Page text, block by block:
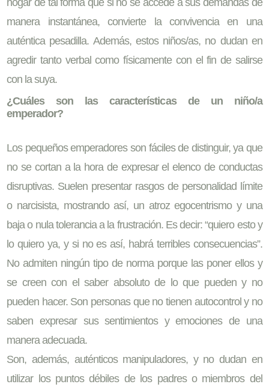
hogar de tal forma que si no se accede a sus demandas de
manera instantánea, convierte la convivencia en una
auténtica pesadilla. Además, estos niños/as, no dudan en
agredir tanto verbal como físicamente con el fin de salirse
con la suya.
¿Cuáles son las características de un niño/a
emperador?
Los pequeños emperadores son fáciles de distinguir, ya que
no se cortan a la hora de expresar el elenco de conductas
disruptivas. Suelen presentar rasgos de personalidad límite
o narcisista, mostrando así, un atroz egocentrismo y una
baja o nula tolerancia a la frustración. Es decir: “quiero esto y
lo quiero ya, y si no es así, habrá terribles consecuencias”.
No admiten ningún tipo de norma porque las poner ellos y
se creen con el saber absoluto de lo que pueden y no
pueden hacer. Son personas que no tienen autocontrol y no
saben expresar sus sentimientos y emociones de una
manera adecuada.
Son, además, auténticos manipuladores, y no dudan en
utilizar los puntos débiles de los padres o miembros del